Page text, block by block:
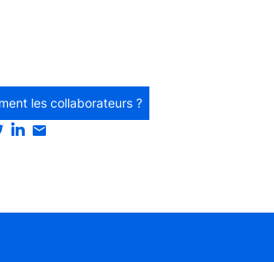
les collaborateurs ?